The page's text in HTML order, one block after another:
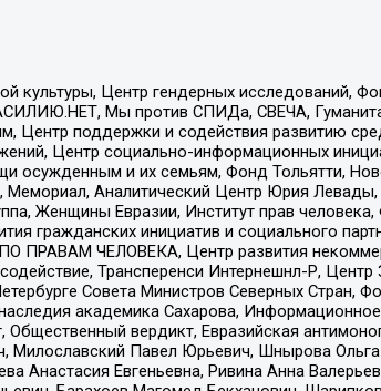
культуры, Центр гендерных исследований,
Мы против СПИДа, СВЕЧА,
Центр поддержки и содействия развитию
Центр социально-информационных
осужденным и их семьям, Фонд Тольятти,
Мемориал, Аналитический Центр Юрия
Женщины Евразии, Институт прав
гражданских инициатив и социального
ПРАВАМ ЧЕЛОВЕКА, Центр развития
Трансперенси Интернешнл-Р,
Совета Министров Северных Стран,
академика Сахарова,
вердикт, Евразийская
Милославский Павел Юрьевич, Шнырова
Анастасия Евгеньевна, Ривина Анна